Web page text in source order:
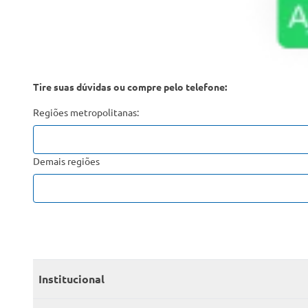
Tire suas dúvidas ou compre pelo telefone:
Regiões metropolitanas:
Demais regiões
Institucional